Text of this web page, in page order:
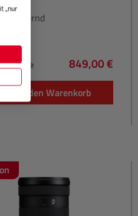
Lagernd
heute
Regulärer Preis:
849,00 €
In den Warenkorb
„nur